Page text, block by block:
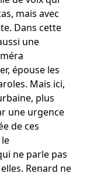
mais avec
Dans cette
une
épouse les
Mais ici,
plus
une urgence
de ces
ne parle pas
Renard ne